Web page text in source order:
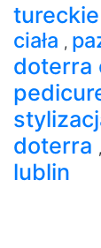
ciała ,
doterra
doterra ,
lublin